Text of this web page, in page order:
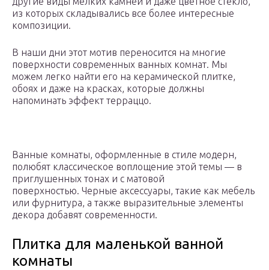
из которых складывались все более интересные
композиции.
В наши дни этот мотив переносится на многие
поверхности современных ванных комнат. Мы
можем легко найти его на керамической плитке,
обоях и даже на красках, которые должны
напоминать эффект терраццо.
Ванные комнаты, оформленные в стиле модерн,
полюбят классическое воплощение этой темы — в
приглушенных тонах и с матовой
поверхностью. Черные аксессуары, такие как мебель
или фурнитура, а также выразительные элементы
декора добавят современности.
Плитка для маленькой ванной
комнаты